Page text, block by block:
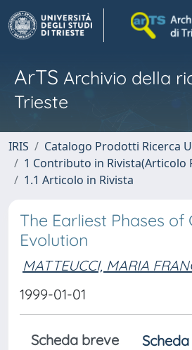
ArTS Archivio della
Trieste
IRIS
Catalogo Prodotti Ricerca
1 Contributo in Rivista(Articolo
1.1 Articolo in Rivista
The Earliest Phases of
Evolution
MATTEUCCI, MARIA
1999-01-01
Scheda breve